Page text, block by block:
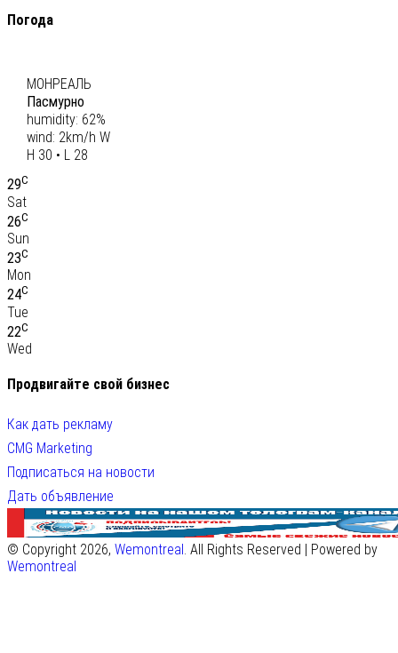
Погода
МОНРЕАЛЬ
Пасмурно
humidity: 62%
wind: 2km/h W
H 30 • L 28
29C
Sat
26C
Sun
23C
Mon
24C
Tue
22C
Wed
Продвигайте свой бизнес
Как дать рекламу
CMG Marketing
Подписаться на новости
Дать объявление
© Copyright 2026, Wemontreal . All Rights Reserved | Powered by
Wemontreal